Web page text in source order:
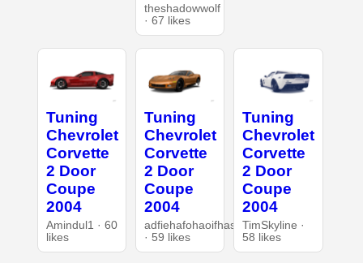
theshadowwolf
· 67 likes
Tuning
Chevrolet
Corvette
2 Door
Coupe
2004
Amindul1 · 60
likes
Tuning
Chevrolet
Corvette
2 Door
Coupe
2004
adfiehafohaoifhasd
· 59 likes
Tuning
Chevrolet
Corvette
2 Door
Coupe
2004
TimSkyline ·
58 likes